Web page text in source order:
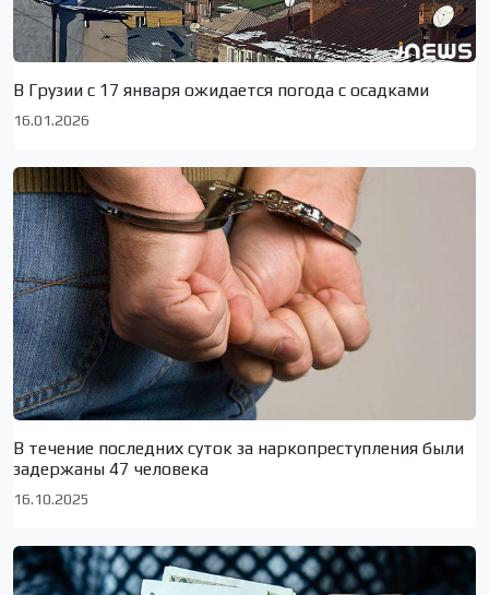
В Грузии с 17 января ожидается погода с осадками
16.01.2026
В течение последних суток за наркопреступления были
задержаны 47 человека
16.10.2025